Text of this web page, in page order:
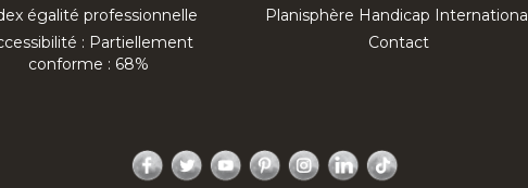
égalité professionnelle
: Partiellement
conforme : 68%
Planisphère Handicap International
Contact
Facebook
TwitterYouTubePinterestInstagram
LinkedIn